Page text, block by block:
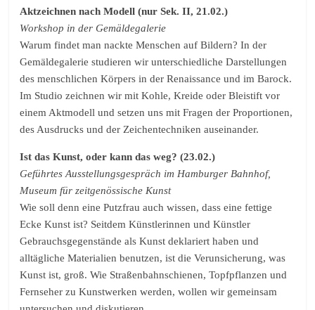
Aktzeichnen nach Modell (nur Sek. II, 21.02.)
Workshop in der Gemäldegalerie
Warum findet man nackte Menschen auf Bildern? In der
Gemäldegalerie studieren wir unterschiedliche Darstellungen
des menschlichen Körpers in der Renaissance und im Barock.
Im Studio zeichnen wir mit Kohle, Kreide oder Bleistift vor
einem Aktmodell und setzen uns mit Fragen der Proportionen,
des Ausdrucks und der Zeichentechniken auseinander.
Ist das Kunst, oder kann das weg? (23.02.)
Geführtes Ausstellungsgespräch im Hamburger Bahnhof,
Museum für zeitgenössische Kunst
Wie soll denn eine Putzfrau auch wissen, dass eine fettige
Ecke Kunst ist? Seitdem Künstlerinnen und Künstler
Gebrauchsgegenstände als Kunst deklariert haben und
alltägliche Materialien benutzen, ist die Verunsicherung, was
Kunst ist, groß. Wie Straßenbahnschienen, Topfpflanzen und
Fernseher zu Kunstwerken werden, wollen wir gemeinsam